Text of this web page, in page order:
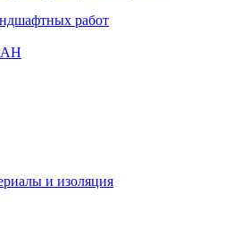
работ
и изоляция